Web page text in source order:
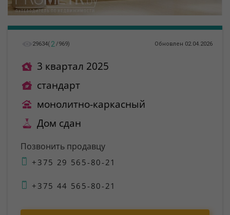
29634( 2 /969) Обновлен 02.04.2026
3 квартал 2025
стандарт
монолитно-каркасный
Дом сдан
Позвонить продавцу
+375 29 565-80-21
+375 44 565-80-21